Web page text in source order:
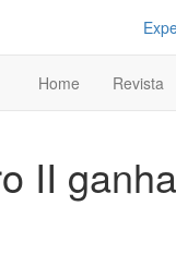
Home Revista
II